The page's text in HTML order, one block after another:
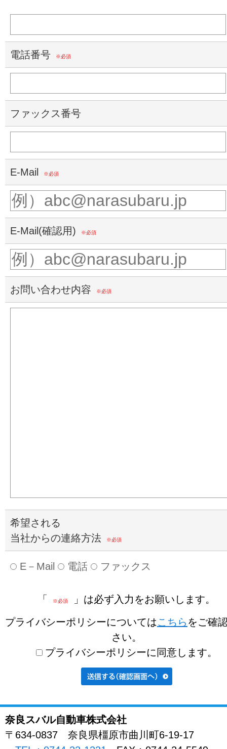
電話番号 ※必須
ファックス番号
E-Mail ※必須
E-Mail(確認用) ※必須
お問い合わせ内容 ※必須
希望される
当社からの連絡方法
※必須
E－Mail 電話 ファックス
「 ※必須 」は必ず入力をお願いします。
プライバシーポリシーについてはこちら をご確
さい。
プライバシーポリシーに同意します。
奈良スバル自動車株式会社
〒634-0837
奈良県橿原市曲川町6-19-17